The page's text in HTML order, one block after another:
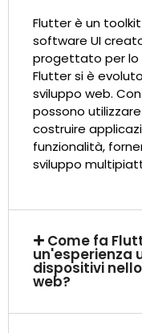
Flutter è un
software UI
progettato per lo
Flutter si è
sviluppo web.
possono
costruire
funzionalità,
sviluppo
Come fa
un'esperienza
dispositivi
web?